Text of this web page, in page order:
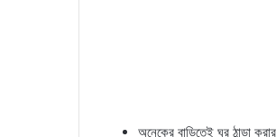
অনেকের বাড়িতেই ঘর ঠান্ডা